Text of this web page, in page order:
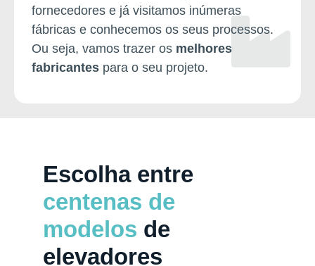
fornecedores e já visitamos inúmeras
fábricas e conhecemos os seus processos.
Ou seja, vamos trazer os melhores
fabricantes para o seu projeto.
Escolha entre
centenas de
modelos de
elevadores